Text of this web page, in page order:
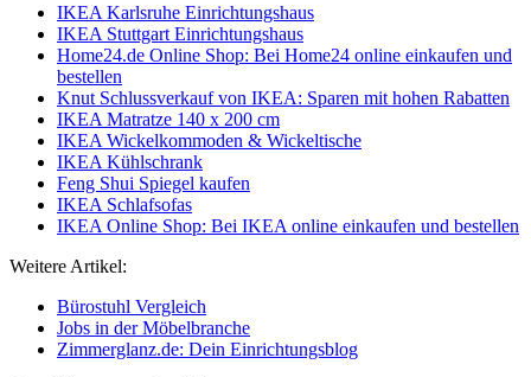
IKEA Karlsruhe Einrichtungshaus
IKEA Stuttgart Einrichtungshaus
Home24.de Online Shop: Bei Home24 online einkaufen und
bestellen
Knut Schlussverkauf von IKEA: Sparen mit hohen Rabatten
IKEA Matratze 140 x 200 cm
IKEA Wickelkommoden & Wickeltische
IKEA Kühlschrank
Feng Shui Spiegel kaufen
IKEA Schlafsofas
IKEA Online Shop: Bei IKEA online einkaufen und bestellen
Weitere Artikel:
Bürostuhl Vergleich
Jobs in der Möbelbranche
Zimmerglanz.de: Dein Einrichtungsblog